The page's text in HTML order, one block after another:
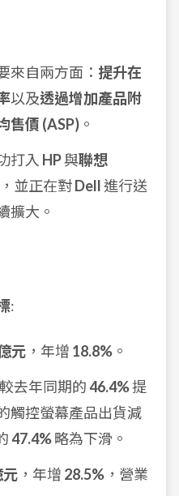
來自兩方面： 提升在
以及透過增加產品附
售價 (ASP) 。
打入 HP與聯想
並正在對Dell 進行送
擴大。
:
元 ，年增 18.8% 。
較去年同期的46.4%提
觸控螢幕產品出貨減
47.4%略為下滑。
元 ，年增 28.5% ，營業